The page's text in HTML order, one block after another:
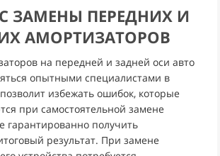
ЗАМЕНЫ ПЕРЕДНИХ И
АМОРТИЗАТОРОВ
на передней и задней оси авто
опытными специалистами в
избежать ошибок, которые
при самостоятельной замене
гарантированно получить
результат. При замене